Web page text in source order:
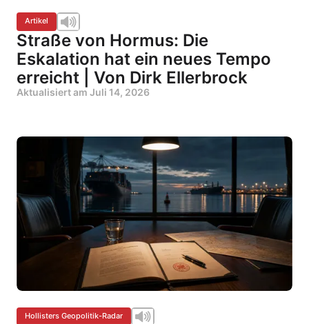
Artikel
Straße von Hormus: Die
Eskalation hat ein neues Tempo
erreicht | Von Dirk Ellerbrock
Aktualisiert am Juli 14, 2026
Hollisters Geopolitik-Radar